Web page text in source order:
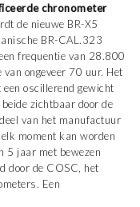
chronometer
de nieuwe BR-X5
BR-CAL.323
frequentie van 28.800
ongeveer 70 uur. Het
oscillerend gewicht
zichtbaar door de
van het manufactuur
moment kan worden
5 jaar met bewezen
door de COSC, het
Een